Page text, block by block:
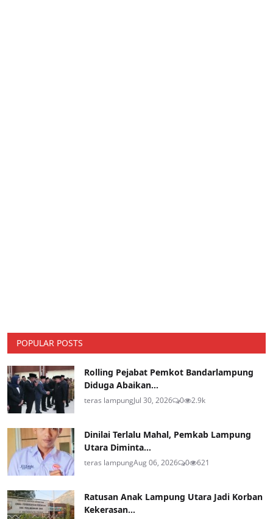
POPULAR POSTS
Rolling Pejabat Pemkot Bandarlampung
Diduga Abaikan...
teras lampungJul 30, 2026 0 2.9k
Dinilai Terlalu Mahal, Pemkab Lampung
Utara Diminta...
teras lampungAug 06, 2026 0 621
Ratusan Anak Lampung Utara Jadi Korban
Kekerasan...